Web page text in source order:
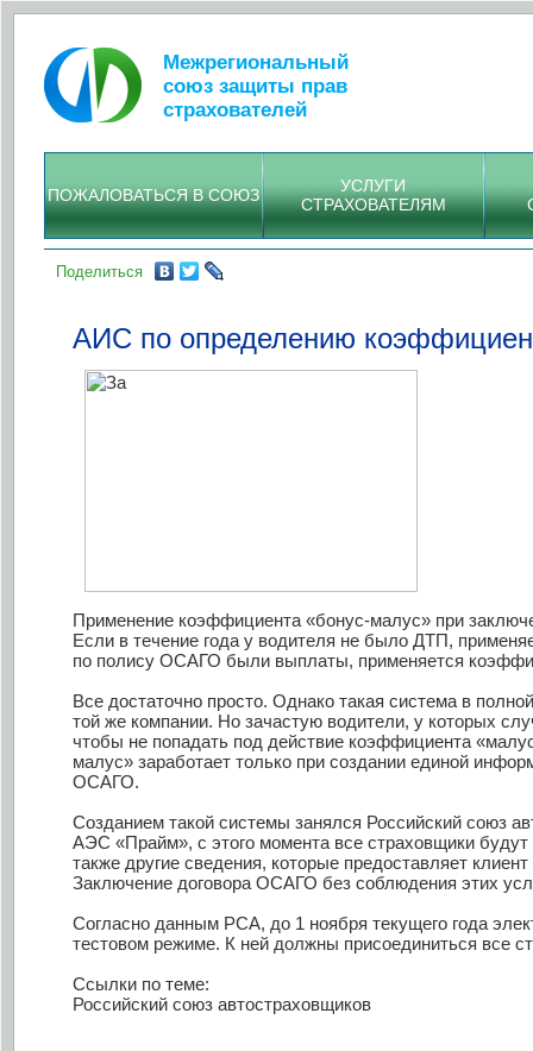
Межрегиональный
союз защиты прав
страхователей
ПОЖАЛОВАТЬСЯ В СОЮЗ
УСЛУГИ
СТРАХОВАТЕЛЯМ
Поделиться
АИС по определению
Применение коэффициента «бонус-малус» при
Если в течение года у водителя не было ДТП,
по полису ОСАГО были выплаты, применяется
Все достаточно просто. Однако такая система в
той же компании. Но зачастую водители, у которых
чтобы не попадать под действие коэффициента
малус» заработает только при создании единой
ОСАГО.
Созданием такой системы занялся Российский союз
АЭС «Прайм», с этого момента все страховщики
также другие сведения, которые предоставляет
Заключение договора ОСАГО без соблюдения этих
Согласно данным РСА, до 1 ноября текущего года
тестовом режиме. К ней должны присоединиться все
Ссылки по теме:
Российский союз автостраховщиков